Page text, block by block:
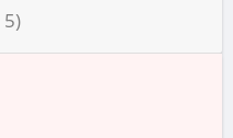
5)